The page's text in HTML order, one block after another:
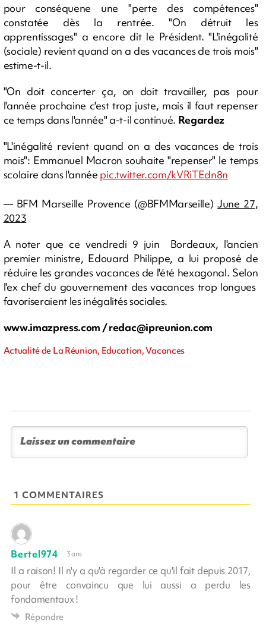
pour conséquene une "perte des compétences"
constatée dès la rentrée. "On détruit les
apprentissages" a encore dit le Président. "L'inégalité
(sociale) revient quand on a des vacances de trois mois"
estime-t-il.
"On doit concerter ça, on doit travailler, pas pour
l'année prochaine c'est trop juste, mais il faut repenser
ce temps dans l'année" a-t-il continué. Regardez
"L'inégalité revient quand on a des vacances de trois
mois": Emmanuel Macron souhaite "repenser" le temps
scolaire dans l'année pic.twitter.com/kVRiTEdn8n
— BFM Marseille Provence (@BFMMarseille)June 27,
2023
A noter que ce vendredi 9 juin Bordeaux, l'ancien
premier ministre, Edouard Philippe, a lui proposé de
réduire les grandes vacances de l'été hexagonal. Selon
l'ex chef du gouvernement des vacances trop longues
favoriseraient les inégalités sociales.
www.imazpress.com /redac@ipreunion.com
Actualité de La Réunion, Education, Vacances
1 COMMENTAIRES
Bertel974 3 ans
Il a raison! Il n'y a qu'à regarder ce qu'il fait depuis 2017,
pour être convaincu que lui aussi a perdu les
fondamentaux !
Répondre